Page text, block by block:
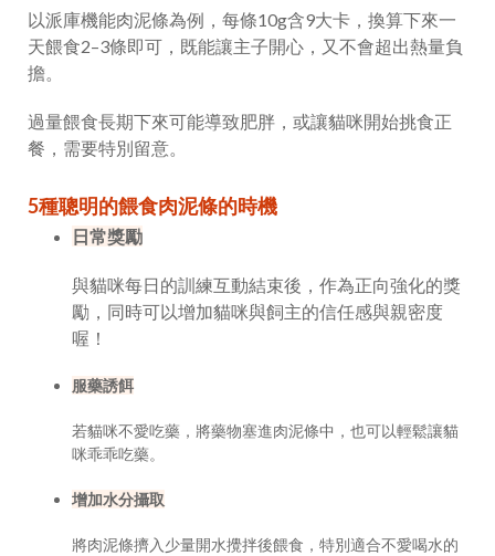
以派庫機能肉泥條為例，每條10g含9大卡，換算下來一
天餵食2–3條即可，既能讓主子開心，又不會超出熱量負
擔。
過量餵食長期下來可能導致肥胖，或讓貓咪開始挑食正
餐，需要特別留意。
5種聰明的餵食肉泥條的時機
日常獎勵
與貓咪每日的訓練互動結束後，作為正向強化的獎
勵，同時可以增加貓咪與飼主的信任感與親密度
喔！
服藥誘餌
若貓咪不愛吃藥，將藥物塞進肉泥條中，也可以輕鬆讓貓
咪乖乖吃藥。
增加水分攝取
將肉泥條擠入少量開水攪拌後餵食，特別適合不愛喝水的